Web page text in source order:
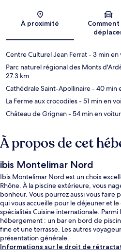
À proximité
Comment
Centre Culturel Jean Ferrat- 3 min en
Parc naturel régional des Monts
27.3 km
Cathédrale Saint-Apollinaire- 40 min
La Ferme aux crocodiles- 51 min en
Château de Grignan- 54 min en
À propos de cet
ibis Montelimar Nord
Ibis Montelimar Nord est un choix
Rhône. À la piscine extérieure, vous
bonheur. Vous pourrez aussi vous faire
qui vous accueille pour le déjeuner et
spécialités Cuisine internationale.
hébergement : un bar en bord de
fine et une terrasse. Les autres
présentation générale.
Informations sur le droit de